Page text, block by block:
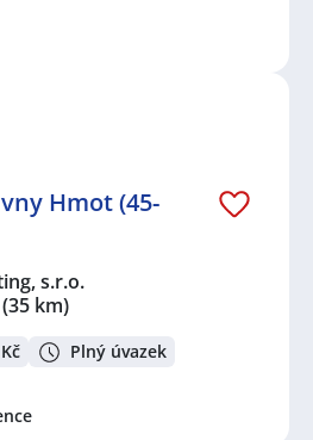
Hmot (45-
s.r.o.
(35 km)
Plný úvazek